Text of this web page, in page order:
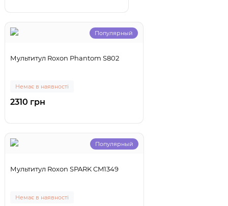
Популярный
Мультитул Roxon Phantom S802
Немає в наявності
2310 грн
Популярный
Мультитул Roxon SPARK CM1349
Немає в наявності